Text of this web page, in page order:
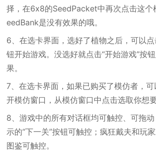
择，在6x8的SeedPacket中再次点击这个
eedBank是没有效果的哦。
6、在选卡界面，选好了植物之后，可以点
钮开始游戏。没选好就点击“开始游戏”按
果。
7、在选卡界面，如果已购买了模仿者，
开模仿窗口，从模仿窗口中点击选取你想
8、游戏中的所有对话框均可触控、可拖
示的“下一关”按钮可触控；疯狂戴夫和玩
图鉴可触控。